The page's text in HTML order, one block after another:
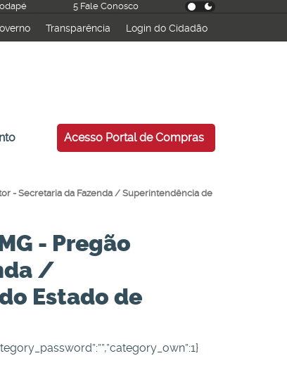
5 Fale Conosco
Transparência Login do Cidadão
Acesso Portal de Compras
- Secretaria da Fazenda / Superintendência de
- Pregão
/
Estado de